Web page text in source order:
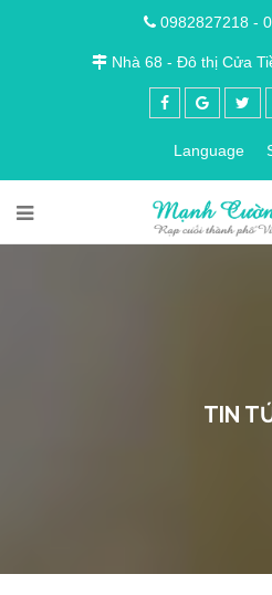
0982827218 -
Nhà 68 - Đô thị Cửa
Language
TIN